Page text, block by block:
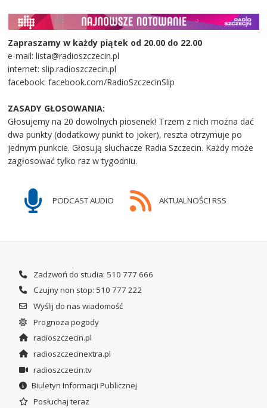
Zapraszamy w każdy piątek od 20.00 do 22.00
e-mail: lista@radioszczecin.pl
internet: slip.radioszczecin.pl
facebook: facebook.com/RadioSzczecinSlip
ZASADY GŁOSOWANIA:
Głosujemy na 20 dowolnych piosenek! Trzem z nich można dać
dwa punkty (dodatkowy punkt to joker), reszta otrzymuje po
jednym punkcie. Głosują słuchacze Radia Szczecin. Każdy może
zagłosować tylko raz w tygodniu.
PODCAST AUDIO AKTUALNOŚCI RSS
Zadzwoń do studia: 510 777 666
Czujny non stop: 510 777 222
Wyślij do nas wiadomość
Prognoza pogody
radioszczecin.pl
radioszczecinextra.pl
radioszczecin.tv
Biuletyn Informacji Publicznej
Posłuchaj teraz